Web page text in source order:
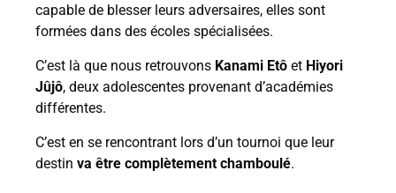
capable de blesser leurs adversaires, elles sont
formées dans des écoles spécialisées.
C’est là que nous retrouvons Kanami Etô et Hiyori
Jûjô, deux adolescentes provenant d’académies
différentes.
C’est en se rencontrant lors d’un tournoi que leur
destin va être complètement chamboulé.